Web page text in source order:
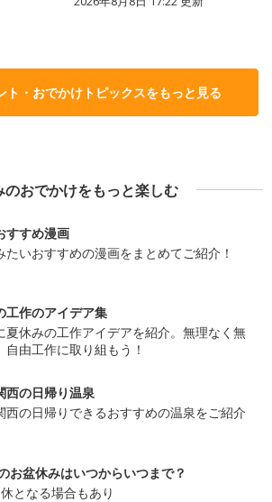
ト・おでかけトピックスをもっと見る
のおでかけをもっと楽しむ
すすめ漫画
たいおすすめの漫画をまとめてご紹介！
工作のアイデア集
夏休みの工作アイデアを紹介。無理なく無
自由工作に取り組もう！
西の日帰り温泉
西の日帰りできるおすすめの温泉をご紹介
お盆休みはいつからいつまで？
となる場合もあり